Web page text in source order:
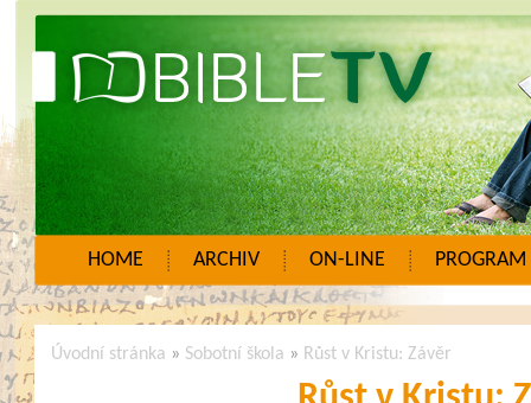
HOME ARCHIV ON-LINE PROGRAM
Úvodní stránka » Sobotní škola » Růst v Kristu: Závěr